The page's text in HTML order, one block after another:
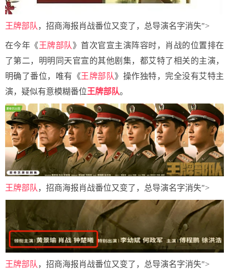
王牌部队 ，招商海报肖战番位又变了，总导演名字消失">
在今年《 王牌部队 》首次官宣主演阵容时，肖战的位置排在
了第二，明明同天官宣的其他剧集，都艾特了相关的主演，
明确了番位，唯有《王牌部队》操作独特，完全没有艾特主
演，疑似有意模糊番位王牌部队。
王牌部队 ，招商海报肖战番位又变了，总导演名字消失">
王牌部队 ，招商海报肖战番位又变了，总导演名字消失">